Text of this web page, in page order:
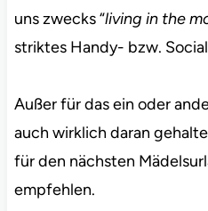
uns zwecks “living in the
striktes Handy- bzw.
Außer für das ein oder
auch wirklich daran
für den nächsten
empfehlen.